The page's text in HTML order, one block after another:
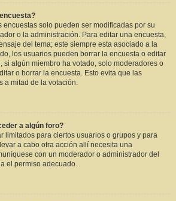
encuestas solo pueden ser modificadas por su
o la administración. Para editar una encuesta,
del tema; este siempre esta asociado a la
los usuarios pueden borrar la encuesta o editar
si algún miembro ha votado, solo moderadores o
o borrar la encuesta. Esto evita que las
a mitad de la votación.
a algún foro?
limitados para ciertos usuarios o grupos y para
a cabo otra acción allí necesita una
con un moderador o administrador del
el permiso adecuado.